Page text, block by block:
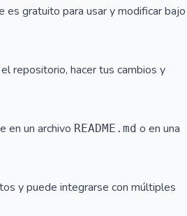
es gratuito para usar y modificar bajo
repositorio, hacer tus cambios y
en un archivo README.md o en una
y puede integrarse con múltiples